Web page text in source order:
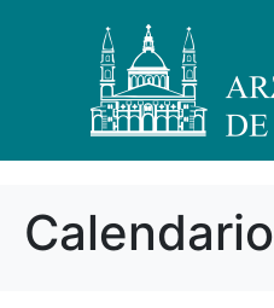
Calendario